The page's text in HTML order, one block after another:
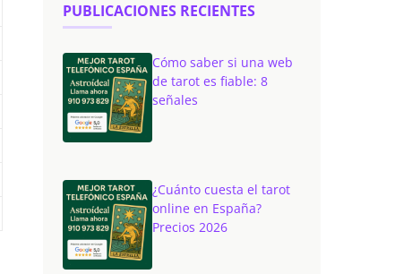
PUBLICACIONES RECIENTES
Cómo saber si una web
de tarot es fiable: 8
señales
¿Cuánto cuesta el tarot
online en España?
Precios 2026